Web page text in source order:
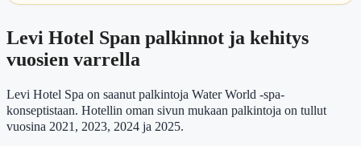
Levi Hotel Span palkinnot ja kehitys
vuosien varrella
Levi Hotel Spa on saanut palkintoja Water World -spa-
konseptistaan. Hotellin oman sivun mukaan palkintoja on tullut
vuosina 2021, 2023, 2024 ja 2025.